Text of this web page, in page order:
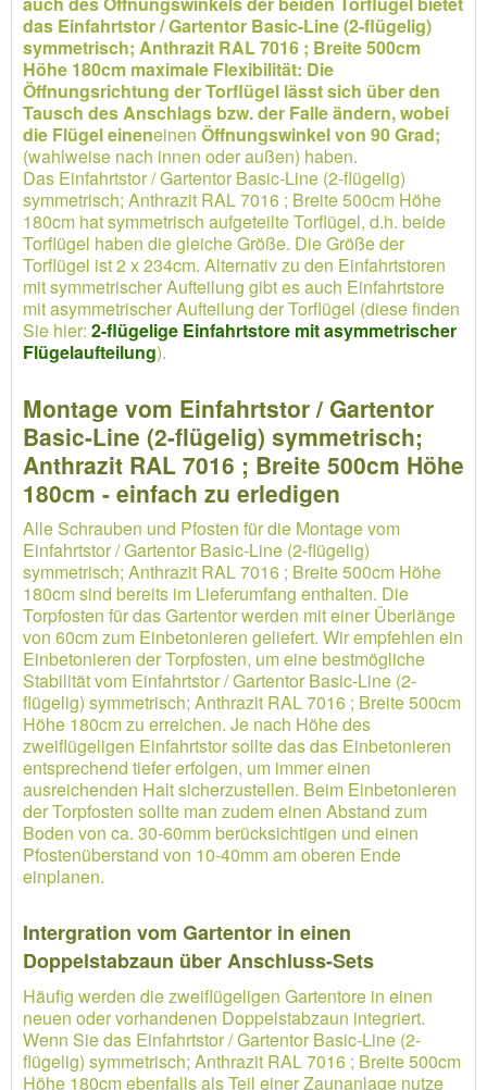
das Einfahrtstor / Gartentor Basic-Line (2-flügelig)
symmetrisch; Anthrazit RAL 7016 ; Breite 500cm
Höhe 180cm maximale Flexibilität: Die
Öffnungsrichtung der Torflügel lässt sich über den
Tausch des Anschlags bzw. der Falle ändern, wobei
die Flügel eineneinen Öffnungswinkel von 90 Grad;
(wahlweise nach innen oder außen) haben.
Das Einfahrtstor / Gartentor Basic-Line (2-flügelig)
symmetrisch; Anthrazit RAL 7016 ; Breite 500cm Höhe
180cm hat symmetrisch aufgeteilte Torflügel, d.h. beide
Torflügel haben die gleiche Größe. Die Größe der
Torflügel ist 2 x 234cm. Alternativ zu den Einfahrtstoren
mit symmetrischer Aufteilung gibt es auch Einfahrtstore
mit asymmetrischer Aufteilung der Torflügel (diese finden
Sie hier: 2-flügelige Einfahrtstore mit asymmetrischer
Flügelaufteilung).
Montage vom Einfahrtstor / Gartentor
Basic-Line (2-flügelig) symmetrisch;
Anthrazit RAL 7016 ; Breite 500cm Höhe
180cm - einfach zu erledigen
Alle Schrauben und Pfosten für die Montage vom
Einfahrtstor / Gartentor Basic-Line (2-flügelig)
symmetrisch; Anthrazit RAL 7016 ; Breite 500cm Höhe
180cm sind bereits im Lieferumfang enthalten. Die
Torpfosten für das Gartentor werden mit einer Überlänge
von 60cm zum Einbetonieren geliefert. Wir empfehlen ein
Einbetonieren der Torpfosten, um eine bestmögliche
Stabilität vom Einfahrtstor / Gartentor Basic-Line (2-
flügelig) symmetrisch; Anthrazit RAL 7016 ; Breite 500cm
Höhe 180cm zu erreichen. Je nach Höhe des
zweiflügeligen Einfahrtstor sollte das das Einbetonieren
entsprechend tiefer erfolgen, um immer einen
ausreichenden Halt sicherzustellen. Beim Einbetonieren
der Torpfosten sollte man zudem einen Abstand zum
Boden von ca. 30-60mm berücksichtigen und einen
Pfostenüberstand von 10-40mm am oberen Ende
einplanen.
Intergration vom Gartentor in einen
Doppelstabzaun über Anschluss-Sets
Häufig werden die zweiflügeligen Gartentore in einen
neuen oder vorhandenen Doppelstabzaun integriert.
Wenn Sie das Einfahrtstor / Gartentor Basic-Line (2-
flügelig) symmetrisch; Anthrazit RAL 7016 ; Breite 500cm
Höhe 180cm ebenfalls als Teil einer Zaunanlage nutze